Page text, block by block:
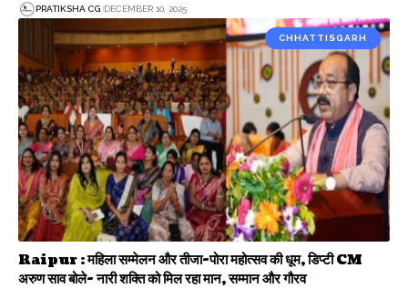
PRATIKSHA CG DECEMBER 10, 2025
CHHATTISGARH
Raipur : महिला सम्मेलन और तीजा-पोरा महोत्सव की धूम, डिप्टी CM
अरुण साव बोले- नारी शक्ति को मिल रहा मान, सम्मान और गौरव